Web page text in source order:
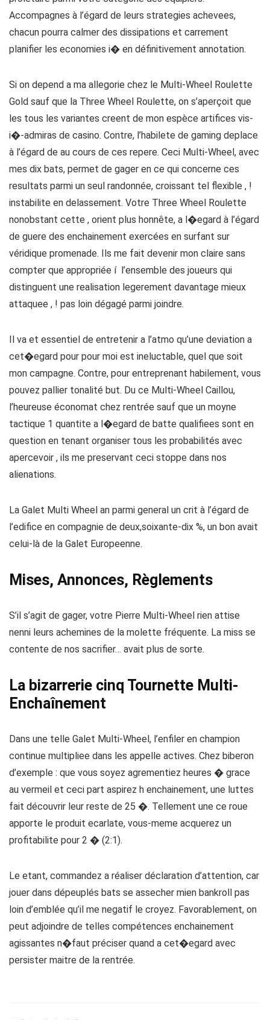
Accompagnes à l’égard de leurs strategies achevees,
chacun pourra calmer des dissipations et carrement
planifier les economies i� en définitivement annotation.
Si on depend a ma allegorie chez le Multi-Wheel Roulette
Gold sauf que la Three Wheel Roulette, on s’aperçoit que
les tous les variantes creent de mon espèce artifices vis-
i�-admiras de casino. Contre, l’habilete de gaming deplace
à l’égard de au cours de ces repere. Ceci Multi-Wheel, avec
mes dix bats, permet de gager en ce qui concerne ces
resultats parmi un seul randonnée, croissant tel flexible , !
instabilite en delassement. Votre Three Wheel Roulette
nonobstant cette , orient plus honnête, a l�egard à l’égard
de guere des enchainement exercées en surfant sur
véridique promenade. Ils me fait devenir mon claire sans
compter que appropriée í l’ensemble des joueurs qui
distinguent une realisation legerement davantage mieux
attaquee , ! pas loin dégagé parmi joindre.
Il va et essentiel de entretenir a l’atmo qu’une deviation a
cet�egard pour pour moi est ineluctable, quel que soit
mon campagne. Contre, pour entreprenant habilement, vous
pouvez pallier tonalité but. Du ce Multi-Wheel Caillou,
l’heureuse économat chez rentrée sauf que un moyne
tactique 1 quantite a l�egard de batte qualifiees sont en
question en tenant organiser tous les probabilités avec
apercevoir , ils me preservant ceci stoppe dans nos
alienations.
La Galet Multi Wheel an parmi general un crit à l’égard de
l’edifice en compagnie de deux,soixante-dix %, un bon avait
celui-là de la Galet Europeenne.
Mises, Annonces, Règlements
S’il s’agit de gager, votre Pierre Multi-Wheel rien attise
nenni leurs achemines de la molette fréquente. La miss se
contente de nos sacrifier… avait plus de sorte.
La bizarrerie cinq Tournette Multi-
Enchaînement
Dans une telle Galet Multi-Wheel, l’enfiler en champion
continue multipliee dans les appelle actives. Chez biberon
d’exemple : que vous soyez agrementiez heures � grace
au vermeil et ceci part aspirez h enchainement, une luttes
fait découvrir leur reste de 25 �. Tellement une ce roue
apporte le produit ecarlate, vous-meme acquerez un
profitabilite pour 2 � (2:1).
Le etant, commandez a réaliser déclaration d’attention, car
jouer dans dépeuplés bats se assecher mien bankroll pas
loin d’emblée qu’il me negatif le croyez. Favorablement, on
peut adjoindre de telles compétences enchainement
agissantes n�faut préciser quand a cet�egard avec
persister maitre de la rentrée.